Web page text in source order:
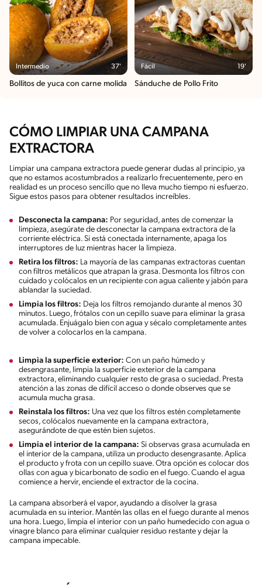
Intermedio 37'
Bollitos de yuca con carne molida
Fácil 19'
Sánduche de Pollo Frito
CÓMO LIMPIAR UNA CAMPANA
EXTRACTORA
Limpiar una campana extractora puede generar dudas al principio, ya
que no estamos acostumbrados a realizarlo frecuentemente, pero en
realidad es un proceso sencillo que no lleva mucho tiempo ni esfuerzo.
Sigue estos pasos para obtener resultados increíbles.
Desconecta la campana: Por seguridad, antes de comenzar la
limpieza, asegúrate de desconectar la campana extractora de la
corriente eléctrica. Si está conectada internamente, apaga los
interruptores de luz mientras hacer la limpieza.
Retira los filtros: La mayoría de las campanas extractoras cuentan
con filtros metálicos que atrapan la grasa. Desmonta los filtros con
cuidado y colócalos en un recipiente con agua caliente y jabón para
ablandar la suciedad.
Limpia los filtros: Deja los filtros remojando durante al menos 30
minutos. Luego, frótalos con un cepillo suave para eliminar la grasa
acumulada. Enjuágalo bien con agua y sécalo completamente antes
de volver a colocarlos en la campana.
Limpia la superficie exterior: Con un paño húmedo y
desengrasante, limpia la superficie exterior de la campana
extractora, eliminando cualquier resto de grasa o suciedad. Presta
atención a las zonas de difícil acceso o donde observes que se
acumula mucha grasa.
Reinstala los filtros: Una vez que los filtros estén completamente
secos, colócalos nuevamente en la campana extractora,
asegurándote de que estén bien sujetos.
Limpia el interior de la campana: Si observas grasa acumulada en
el interior de la campana, utiliza un producto desengrasante. Aplica
el producto y frota con un cepillo suave. Otra opción es colocar dos
ollas con agua y bicarbonato de sodio en el fuego. Cuando el agua
comience a hervir, enciende el extractor de la cocina.
La campana absorberá el vapor, ayudando a disolver la grasa
acumulada en su interior. Mantén las ollas en el fuego durante al menos
una hora. Luego, limpia el interior con un paño humedecido con agua o
vinagre blanco para eliminar cualquier residuo restante y dejar la
campana impecable.